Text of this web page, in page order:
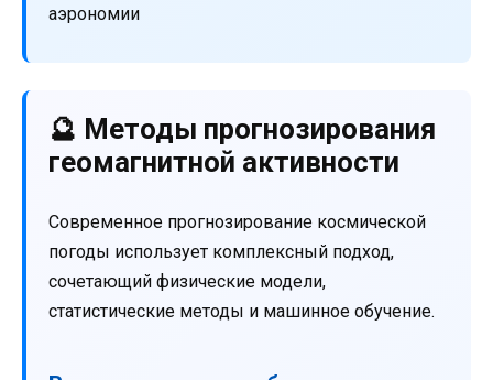
аэрономии
🔮 Методы прогнозирования
геомагнитной активности
Современное прогнозирование космической
погоды использует комплексный подход,
сочетающий физические модели,
статистические методы и машинное обучение.